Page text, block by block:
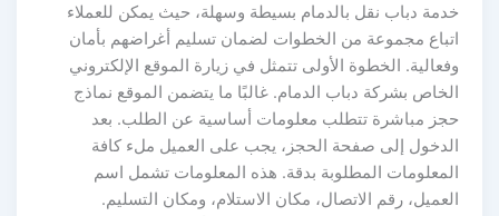
خدمة دباب نقل بالدمام بسيطة وسهلة، حيث يمكن للعملاء
اتباع مجموعة من الخطوات لضمان تسليم أغراضهم بأمان
وفعالية. الخطوة الأولى تتمثل في زيارة الموقع الإلكتروني
الخاص بشركة دباب الدمام. غالبًا ما يتضمن الموقع نماذج
حجز مباشرة تتطلب معلومات أساسية عن الطلب. بعد
الدخول إلى صفحة الحجز، يجب على العميل ملء كافة
المعلومات المطلوبة بدقة. هذه المعلومات تشمل اسم
العميل، رقم الاتصال، مكان الاستلام، ومكان التسليم.